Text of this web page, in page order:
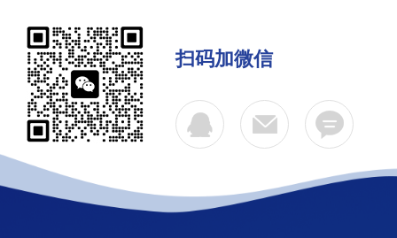
扫码加微信